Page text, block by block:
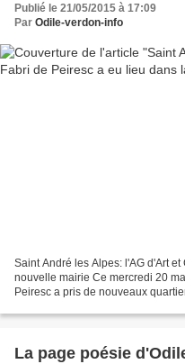
Publié le 21/05/2015 à 17:09
Par Odile-verdon-info
Saint André les Alpes: l'AG d'Art
nouvelle mairie Ce mercredi 20
Peiresc a pris de nouveaux